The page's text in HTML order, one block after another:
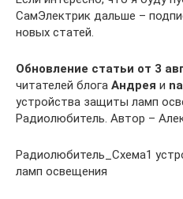
СамЭлектрик дальше –
новых статей.
Обновление статьи от 3
читателей блога Андрея и
устройства защиты ламп
Радиолюбитель. Автор –
Радиолюбитель_Схема1
ламп освещения